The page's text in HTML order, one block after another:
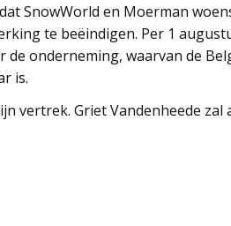
SnowWorld en Moerman
te beëindigen. Per 1
onderneming, waarvan de
is.
vertrek. Griet Vandenheede zal